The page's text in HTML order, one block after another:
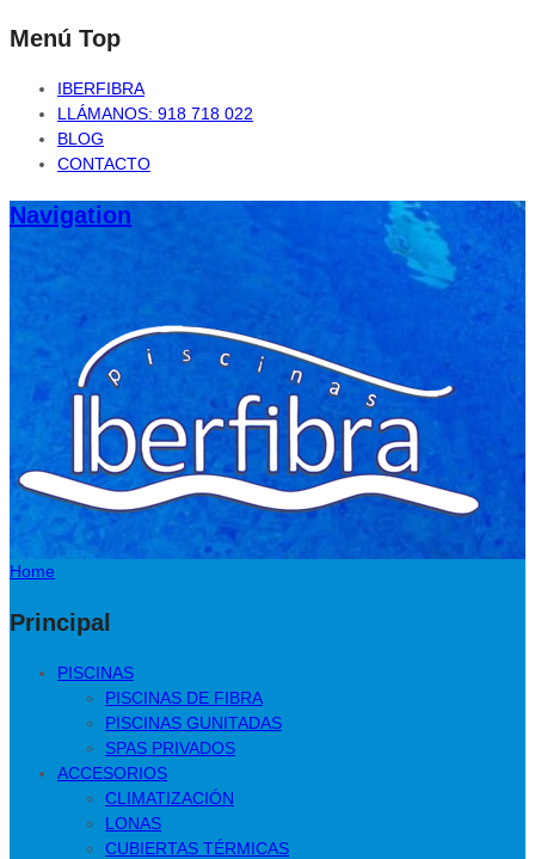
Menú Top
IBERFIBRA
LLÁMANOS: 918 718 022
BLOG
CONTACTO
Navigation
Home
Principal
PISCINAS
PISCINAS DE FIBRA
PISCINAS GUNITADAS
SPAS PRIVADOS
ACCESORIOS
CLIMATIZACIÓN
LONAS
CUBIERTAS TÉRMICAS